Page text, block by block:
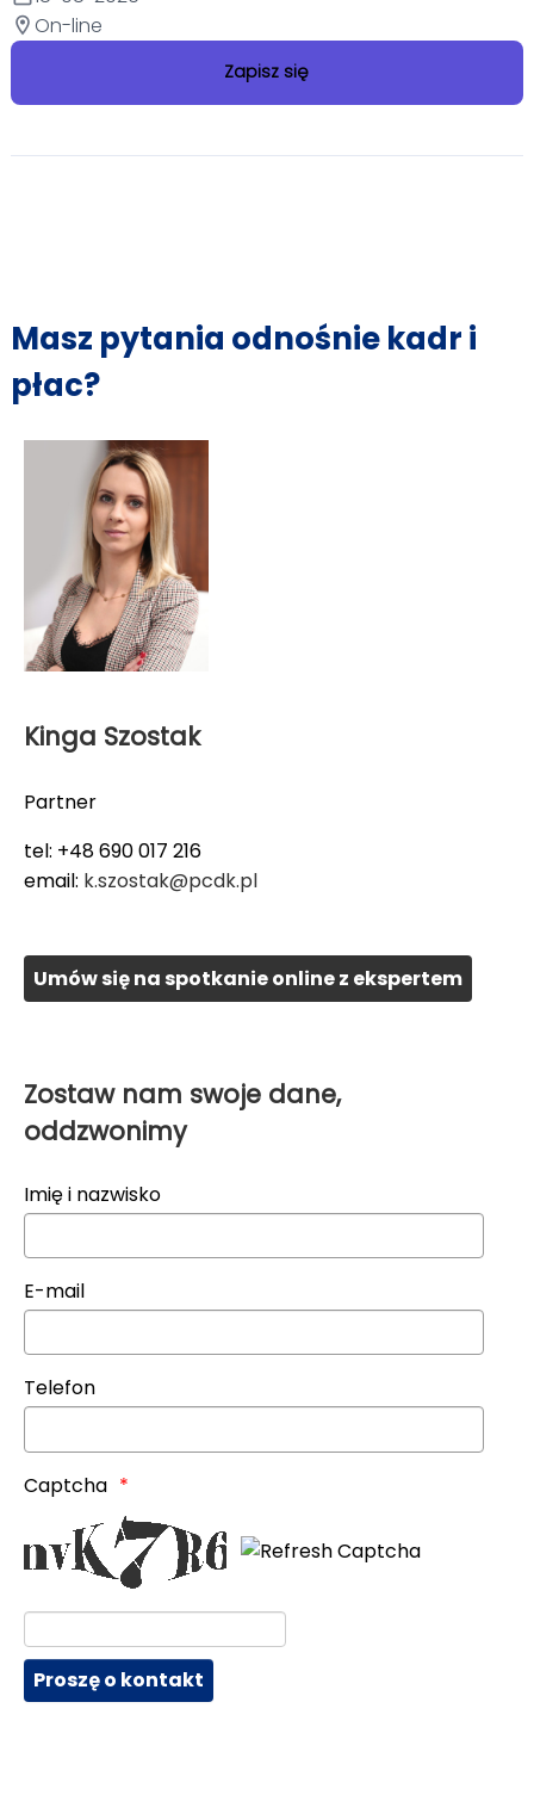
location_on On-line
Zapisz się
Masz pytania odnośnie kadr i
płac?
Kinga Szostak
Partner
tel: +48 690 017 216
email: k.szostak@pcdk.pl
Umów się na spotkanie online z ekspertem
Zostaw nam swoje dane,
oddzwonimy
Imię i nazwisko
E-mail
Telefon
Captcha